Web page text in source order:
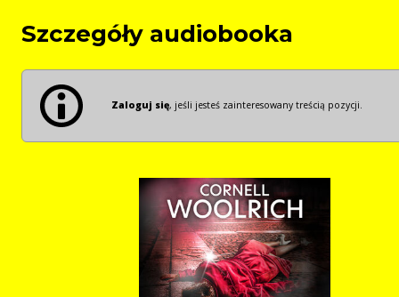
Szczegóły audiobooka
Zaloguj się, jeśli jesteś zainteresowany treścią pozycji.